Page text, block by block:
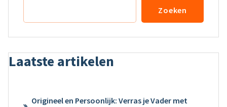
Zoeken
Laatste artikelen
Origineel en Persoonlijk: Verras je Vader met